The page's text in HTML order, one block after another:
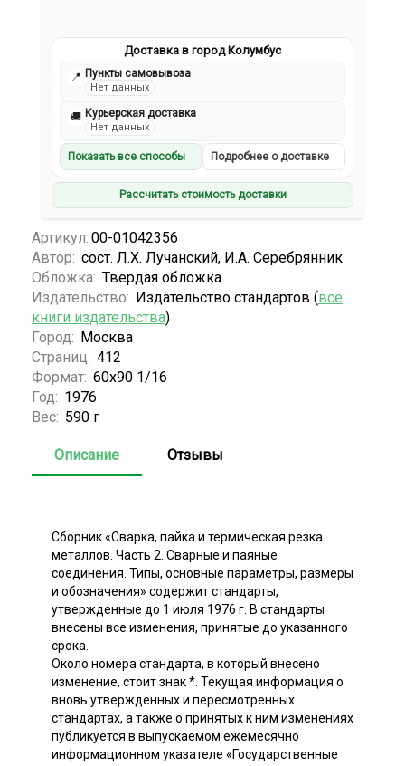
Доставка в город Колумбус
📍 Пункты самовывоза
Нет данных
🚚 Курьерская доставка
Нет данных
Показать все способы Подробнее о доставке
Рассчитать стоимость доставки
Артикул: 00-01042356
Автор: сост. Л.Х. Лучанский, И.А. Серебрянник
Обложка: Твердая обложка
Издательство: Издательство стандартов (все
книги издательства)
Город: Москва
Страниц: 412
Формат: 60x90 1/16
Год: 1976
Вес: 590 г
Описание Отзывы
Сборник «Сварка, пайка и термическая резка
металлов. Часть 2. Сварные и паяные
соединения. Типы, основные параметры, размеры
и обозначения» содержит стандарты,
утвержденные до 1 июля 1976 г. В стандарты
внесены все изменения, принятые до указанного
срока.
Около номера стандарта, в который внесено
изменение, стоит знак *. Текущая информация о
вновь утвержденных и пересмотренных
стандартах, а также о принятых к ним изменениях
публикуется в выпускаемом ежемесячно
информационном указателе «Государственные